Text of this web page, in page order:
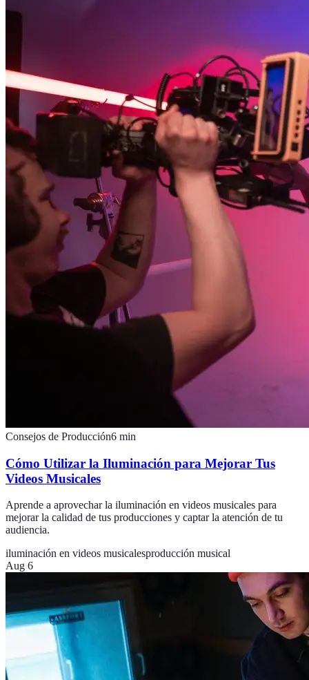
Consejos de Producción6 min
Cómo Utilizar la Iluminación para Mejorar Tus
Videos Musicales
Aprende a aprovechar la iluminación en videos musicales para
mejorar la calidad de tus producciones y captar la atención de tu
audiencia.
iluminación en videos musicalesproducción musical
Aug 6